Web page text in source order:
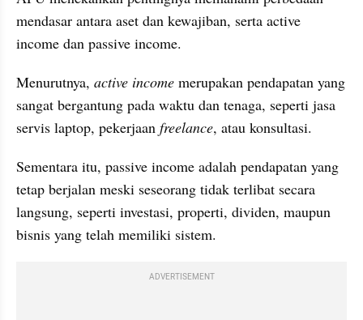
mendasar antara aset dan kewajiban, serta active
income dan passive income.
Menurutnya, active income merupakan pendapatan yang
sangat bergantung pada waktu dan tenaga, seperti jasa
servis laptop, pekerjaan freelance, atau konsultasi.
Sementara itu, passive income adalah pendapatan yang
tetap berjalan meski seseorang tidak terlibat secara
langsung, seperti investasi, properti, dividen, maupun
bisnis yang telah memiliki sistem.
ADVERTISEMENT